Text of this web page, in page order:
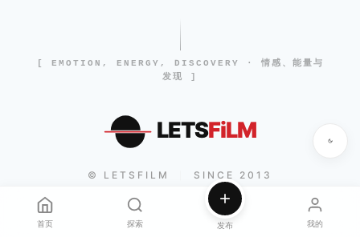
[ EMOTION, ENERGY, DISCOVERY · 情感、能量与
发现 ]
LETSFiLM
© LETSFILM SINCE 2013
首页 探索 发布 我的